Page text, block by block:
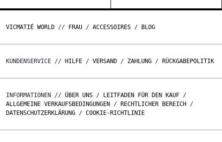
VICMATIÉ WORLD // FRAU / ACCESSOIRES / BLOG
KUNDENSERVICE // HILFE / VERSAND / ZAHLUNG / RÜCKGABEPOLITIK
INFORMATIONEN // ÜBER UNS / LEITFADEN FÜR DEN KAUF /
ALLGEMEINE VERKAUFSBEDINGUNGEN / RECHTLICHER BEREICH /
DATENSCHUTZERKLÄRUNG / COOKIE-RICHTLINIE